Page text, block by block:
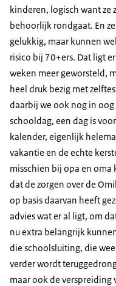
kinderen, logisch want ze
behoorlijk rondgaat. En
gelukkig, maar kunnen
risico bij 70+ers. Dat ligt
weken meer geworsteld,
heel druk bezig met
daarbij we ook nog in
schooldag, een dag is
kalender, eigenlijk
vakantie en de echte
misschien bij opa en
dat de zorgen over de
op basis daarvan heeft
advies wat er al ligt, om
nu extra belangrijk
die schoolsluiting, die
verder wordt
maar ook de verspreiding